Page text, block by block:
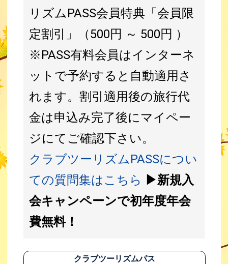
リズムPASS会員特典「会員限
定割引」（500円 ～ 500円 ）
※PASS有料会員はインターネ
ットで予約すると自動適用さ
れます。割引適用後の旅行代
金は申込み完了後にマイペー
ジにてご確認下さい。
クラブツーリズムPASSについ
ての質問集はこちら ▶新規入
会キャンペーンで初年度年会
費無料！
クラブツーリズムパス